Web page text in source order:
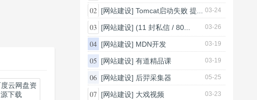
02 [网站建设] Tomcat启动失败 提... 03-24
03 [网站建设] (11 封私信 / 80... 03-26
04 [网站建设] MDN开发 03-19
05 [网站建设] 有道精品课 03-19
06 [网站建设] 后羿采集器 05-25
07 [网站建设] 大戏视频 03-23